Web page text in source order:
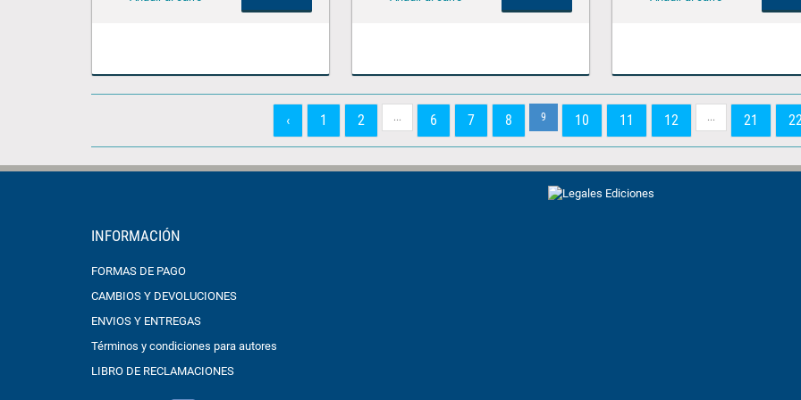
‹ 1 2 ... 6 7 8 9 10 11 12 ... 21
INFORMACIÓN
FORMAS DE PAGO
CAMBIOS Y DEVOLUCIONES
ENVIOS Y ENTREGAS
Términos y condiciones para autores
LIBRO DE RECLAMACIONES